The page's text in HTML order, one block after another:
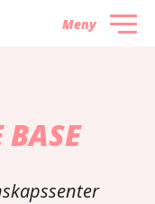
Meny
BASE